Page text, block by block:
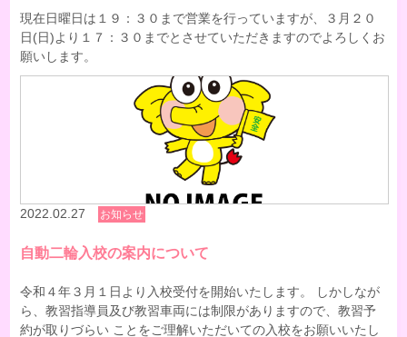
現在日曜日は１９：３０まで営業を行っていますが、３月２０
日(日)より１７：３０までとさせていただきますのでよろしくお
願いします。
2022.02.27 お知らせ
自動二輪入校の案内について
令和４年３月１日より入校受付を開始いたします。 しかしなが
ら、教習指導員及び教習車両には制限がありますので、教習予
約が取りづらい ことをご理解いただいての入校をお願いいたし